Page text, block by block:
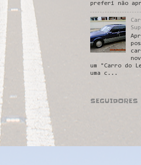
preferi não
um "Carro do
uma c...
SEGUIDORES